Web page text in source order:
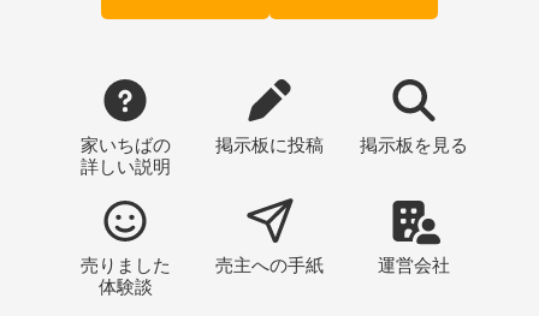
家いちばの
詳しい説明
掲示板に投稿 掲示板 を見る
売りました
体験談
売主への手紙 運営会社